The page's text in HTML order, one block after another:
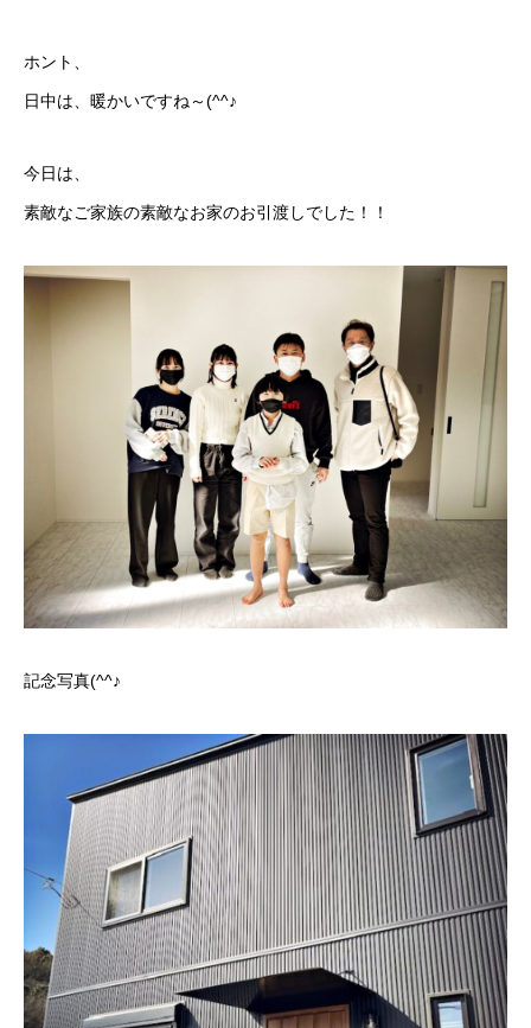
ホント、
日中は、暖かいですね～(^^♪
今日は、
素敵なご家族の素敵なお家のお引渡しでした！！
記念写真(^^♪